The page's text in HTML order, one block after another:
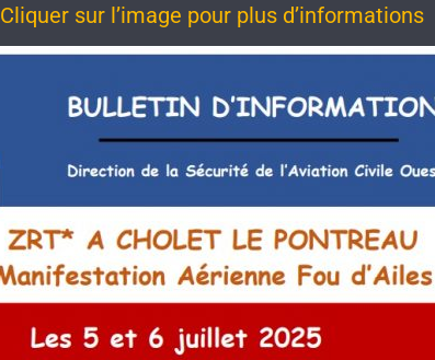
Cliquer sur l’image pour plus d’informations